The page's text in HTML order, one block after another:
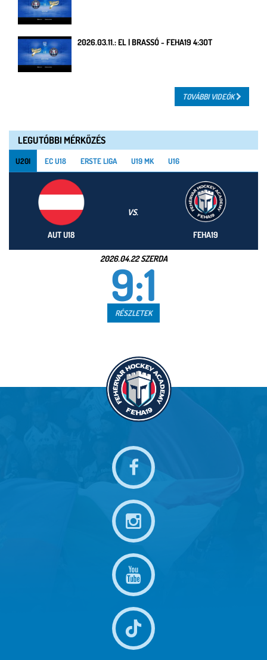
2026.03.11.: EL | BRASSÓ - FEHA19 4:3OT
TOVÁBBI VIDEÓK
LEGUTÓBBI MÉRKŐZÉS
U20I EC U18 ERSTE LIGA U19 MK U16
AUT U18
VS.
FEHA19
2026.04.22 SZERDA
9:1
RÉSZLETEK